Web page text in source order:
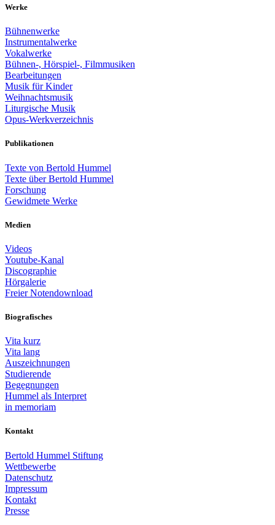
Werke
Bühnenwerke
Instrumentalwerke
Vokalwerke
Bühnen-, Hörspiel-, Filmmusiken
Bearbeitungen
Musik für Kinder
Weihnachtsmusik
Liturgische Musik
Opus-Werkverzeichnis
Publikationen
Texte von Bertold Hummel
Texte über Bertold Hummel
Forschung
Gewidmete Werke
Medien
Videos
Youtube-Kanal
Discographie
Hörgalerie
Freier Notendownload
Biografisches
Vita kurz
Vita lang
Auszeichnungen
Studierende
Begegnungen
Hummel als Interpret
in memoriam
Kontakt
Bertold Hummel Stiftung
Wettbewerbe
Datenschutz
Impressum
Kontakt
Presse